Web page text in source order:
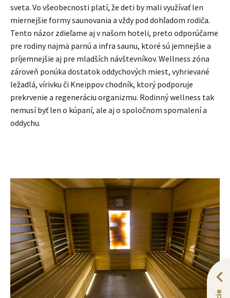
sveta. Vo všeobecnosti platí, že deti by mali využívať len
miernejšie formy saunovania a vždy pod dohľadom rodiča.
Tento názor zdieľame aj v našom hoteli, preto odporúčame
pre rodiny najmä parnú a infra saunu, ktoré sú jemnejšie a
príjemnejšie aj pre mladších návštevníkov. Wellness zóna
zároveň ponúka dostatok oddychových miest, vyhrievané
ležadlá, vírivku či Kneippov chodník, ktorý podporuje
prekrvenie a regeneráciu organizmu. Rodinný wellness tak
nemusí byť len o kúpaní, ale aj o spoločnom spomalení a
oddychu.